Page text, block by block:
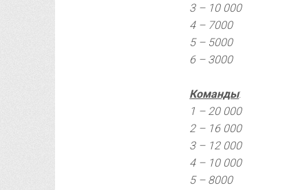
3 – 10 000
4 – 7000
5 – 5000
6 – 3000
Команды:
1 – 20 000
2 – 16 000
3 – 12 000
4 – 10 000
5 – 8000